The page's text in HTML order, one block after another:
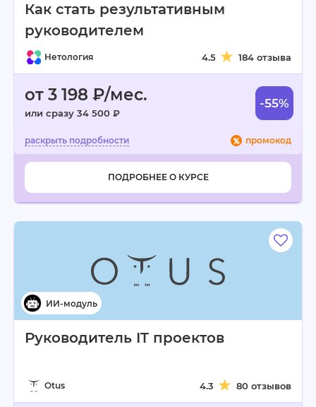
Как стать результативным
руководителем
Нетология 4.5 184 отзыва
от 3 198 ₽/мес.
или сразу 34 500 ₽
-55%
промокод
ПОДРОБНЕЕ О КУРСЕ
Руководитель IT проектов
Otus 4.3 80 отзывов